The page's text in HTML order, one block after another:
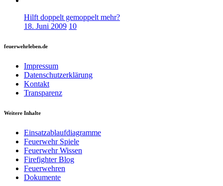
Hilft doppelt gemoppelt mehr?
18. Juni 2009 10
feuerwehrleben.de
Impressum
Datenschutzerklärung
Kontakt
Transparenz
Weitere Inhalte
Einsatzablaufdiagramme
Feuerwehr Spiele
Feuerwehr Wissen
Firefighter Blog
Feuerwehren
Dokumente